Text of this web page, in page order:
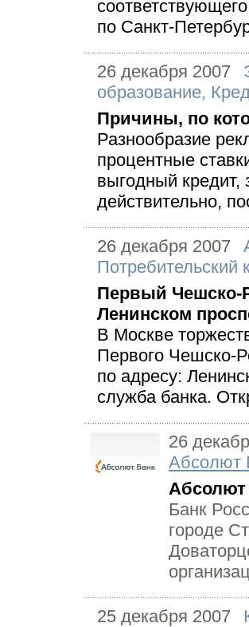
по Санкт-
26 декабря 2007
образование,
Причины, по
Разнообразие
процентные
выгодный кредит,
действительно,
26 декабря 2007
Потребительский
Первый Чешско-
Ленинском
В Москве
Первого Чешско-
по адресу:
служба банка.
26
Абсолют
Банк
городе
25 декабря 2007